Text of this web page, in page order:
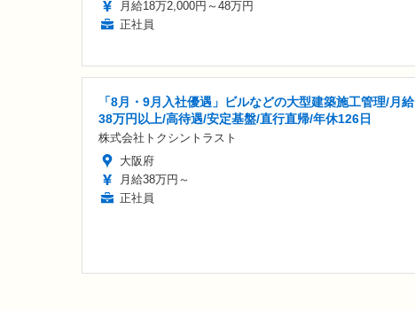
月給18万2,000円～48万円
正社員
「8月・9月入社優遇」ビルなどの大型建築施工管理/月給
38万円以上/高待遇/安定基盤/直行直帰/年休126日
株式会社トクシントラスト
大阪府
月給38万円～
正社員